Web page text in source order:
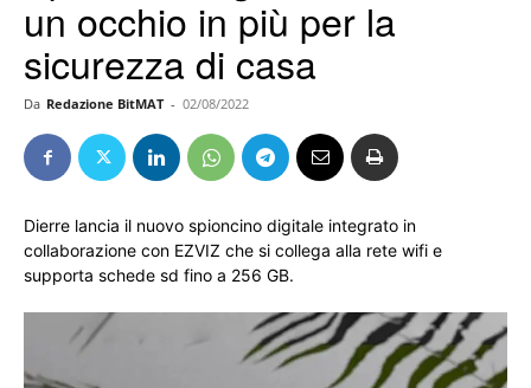
un occhio in più per la
sicurezza di casa
Da Redazione BitMAT - 02/08/2022
Dierre lancia il nuovo spioncino digitale integrato in
collaborazione con EZVIZ che si collega alla rete wifi e
supporta schede sd fino a 256 GB.